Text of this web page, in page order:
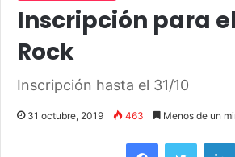
Inscripción para
Rock
Inscripción hasta el 31/10
31 octubre, 2019 463 Menos de un